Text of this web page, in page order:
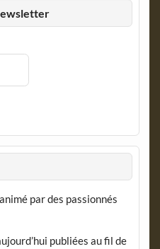
par des passionnés
publiées au fil de